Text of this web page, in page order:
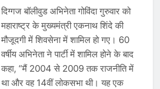
दिग्गज बॉलीवुड अभिनेता गोविंदा गुरुवार को
महाराष्ट्र के मुख्यमंत्री एकनाथ शिंदे की
मौजूदगी में शिवसेना में शामिल हो गए। 60
वर्षीय अभिनेता ने पार्टी में शामिल होने के बाद
कहा, “मैं 2004 से 2009 तक राजनीति में
था और वह 14वीं लोकसभा थी। यह एक